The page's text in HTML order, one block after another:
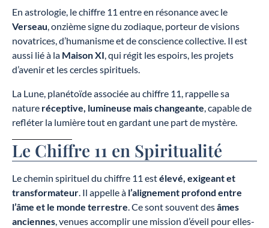
En astrologie, le chiffre 11 entre en résonance avec le
Verseau, onzième signe du zodiaque, porteur de visions
novatrices, d’humanisme et de conscience collective. Il est
aussi lié à la Maison XI, qui régit les espoirs, les projets
d’avenir et les cercles spirituels.
La Lune, planétoïde associée au chiffre 11, rappelle sa
nature réceptive, lumineuse mais changeante, capable de
refléter la lumière tout en gardant une part de mystère.
Le Chiffre 11 en Spiritualité
Le chemin spirituel du chiffre 11 estélevé, exigeant et
transformateur. Il appelle à l’alignement profond entre
l’âme et le monde terrestre. Ce sont souvent desâmes
anciennes, venues accomplir une mission d’éveil pour elles-